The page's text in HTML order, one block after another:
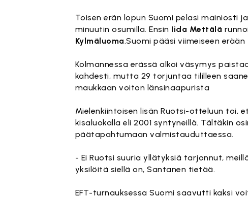
Toisen erän lopun Suomi pelasi mainiosti
minuutin osumilla. Ensin Iida Mettälä
Kylmäluoma.Suomi pääsi viimeiseen
Kolmannessa erässä alkoi väsymys
kahdesti, mutta 29 torjuntaa tililleen
maukkaan voiton länsinaapurista
Mielenkiintoisen lisän Ruotsi-otteluun toi,
kisaluokalla eli 2001 syntyneillä. Tältäkin
päätapahtumaan valmistauduttaessa.
- Ei Ruotsi suuria yllätyksiä tarjonnut,
yksilöitä siellä on, Santanen tietää.
EFT-turnauksessa Suomi saavutti kaksi